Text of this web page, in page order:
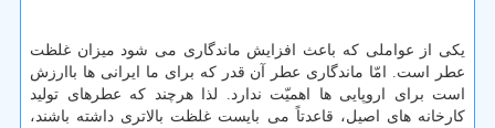
یکی از عواملی که باعث افزایش ماندگاری می شود میزان غلظت
عطر است. امّا ماندگاری عطر آن قدر که برای ما ایرانی ها باارزش
است برای اروپایی ها اهمیّت ندارد. لذا هرچند که عطرهای تولید
کارخانه های اصیل، قاعدتاً می بایست غلظت بالاتری داشته باشند،